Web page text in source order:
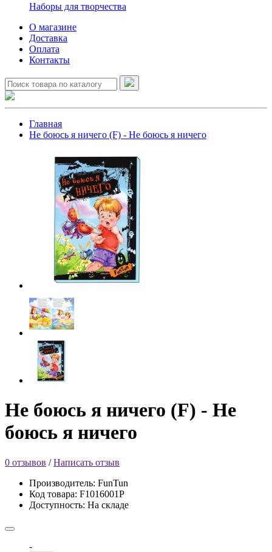
Наборы для творчества
О магазине
Доставка
Оплата
Контакты
Главная
Не боюсь я ничего (F) - Не боюсь я ничего
Не боюсь я ничего (F) - Не
боюсь я ничего
0 отзывов /Написать отзыв
Производитель: FunTun
Код товара: F1016001Р
Доступность: На складе
-